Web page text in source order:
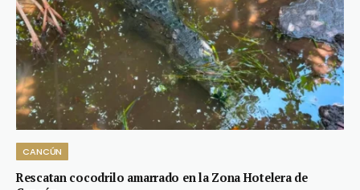
CANCÚN
Rescatan cocodrilo amarrado en la Zona Hotelera de